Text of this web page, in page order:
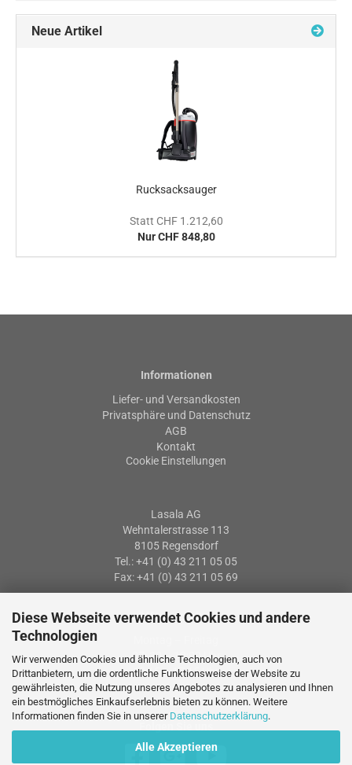
Diese Webseite verwendet Cookies und andere
Technologien
Wir verwenden Cookies und ähnliche Technologien, auch von
Drittanbietern, um die ordentliche Funktionsweise der Website zu
gewährleisten, die Nutzung unseres Angebotes zu analysieren und Ihnen
ein bestmögliches Einkaufserlebnis bieten zu können. Weitere
Informationen finden Sie in unserer Datenschutzerklärung.
Alle Akzeptieren
Neue Artikel
Rucksacksauger
Statt CHF 1.212,60
Nur CHF 848,80
Informationen
Liefer- und Versandkosten
Privatsphäre und Datenschutz
AGB
Kontakt
Cookie Einstellungen
Lasala AG
Wehntalerstrasse 113
8105 Regensdorf
Tel.: +41 (0) 43 211 05 05
Fax: +41 (0) 43 211 05 69
Öffnungszeiten
07: 30 – 12:00 Uhr
13:15 – 17:15 Uhr